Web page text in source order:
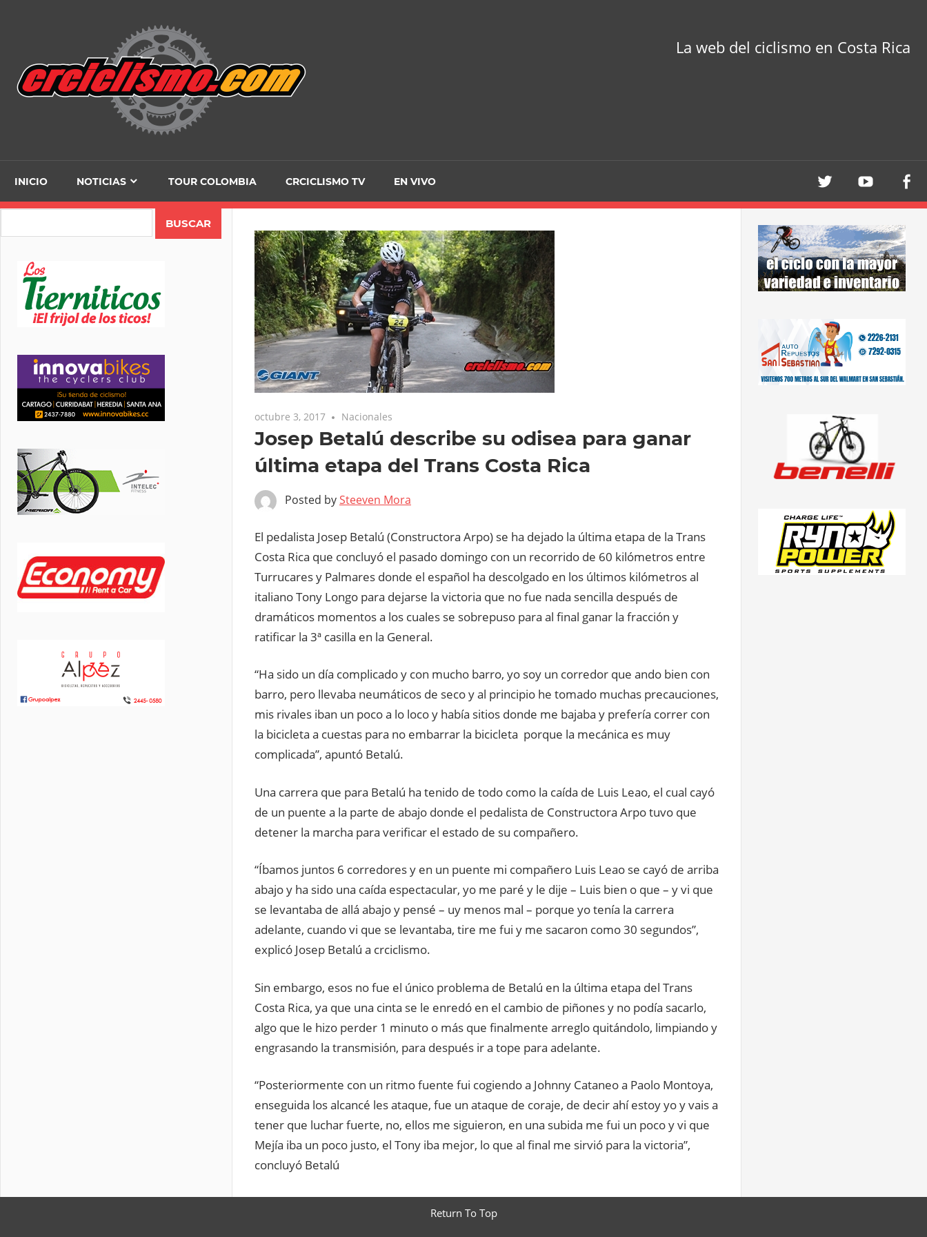
La web del ciclismo en Costa Rica
INICIO NOTICIAS TOUR COLOMBIA CRCICLISMO TV EN VIVO
octubre 3, 2017 Nacionales
Josep Betalú describe su odisea para ganar
última etapa del Trans Costa Rica
Posted bySteeven Mora
El pedalista Josep Betalú (Constructora Arpo) se ha dejado la última etapa de la Trans
Costa Rica que concluyó el pasado domingo con un recorrido de 60 kilómetros entre
Turrucares y Palmares donde el español ha descolgado en los últimos kilómetros al
italiano Tony Longo para dejarse la victoria que no fue nada sencilla después de
dramáticos momentos a los cuales se sobrepuso para al final ganar la fracción y
ratificar la 3ª casilla en la General.
“Ha sido un día complicado y con mucho barro, yo soy un corredor que ando bien con
barro, pero llevaba neumáticos de seco y al principio he tomado muchas precauciones,
mis rivales iban un poco a lo loco y había sitios donde me bajaba y prefería correr con
la bicicleta a cuestas para no embarrar la bicicleta porque la mecánica es muy
complicada”, apuntó Betalú.
Una carrera que para Betalú ha tenido de todo como la caída de Luis Leao, el cual cayó
de un puente a la parte de abajo donde el pedalista de Constructora Arpo tuvo que
detener la marcha para verificar el estado de su compañero.
“Íbamos juntos 6 corredores y en un puente mi compañero Luis Leao se cayó de arriba
abajo y ha sido una caída espectacular, yo me paré y le dije – Luis bien o que – y vi que
se levantaba de allá abajo y pensé – uy menos mal – porque yo tenía la carrera
adelante, cuando vi que se levantaba, tire me fui y me sacaron como 30 segundos”,
explicó Josep Betalú a crciclismo.
Sin embargo, esos no fue el único problema de Betalú en la última etapa del Trans
Costa Rica, ya que una cinta se le enredó en el cambio de piñones y no podía sacarlo,
algo que le hizo perder 1 minuto o más que finalmente arreglo quitándolo, limpiando y
engrasando la transmisión, para después ir a tope para adelante.
“Posteriormente con un ritmo fuente fui cogiendo a Johnny Cataneo a Paolo Montoya,
enseguida los alcancé les ataque, fue un ataque de coraje, de decir ahí estoy yo y vais a
tener que luchar fuerte, no, ellos me siguieron, en una subida me fui un poco y vi que
Mejía iba un poco justo, el Tony iba mejor, lo que al final me sirvió para la victoria”,
concluyó Betalú
Return To Top